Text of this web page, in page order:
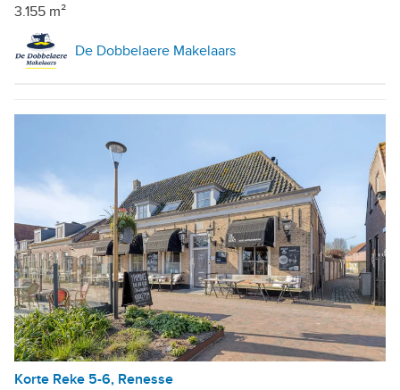
3.155 m²
De Dobbelaere Makelaars
Korte Reke 5-6, Renesse